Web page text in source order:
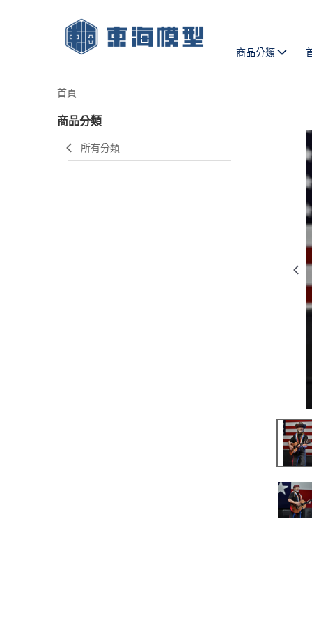
商品分類
首頁
商品分類
所有分類